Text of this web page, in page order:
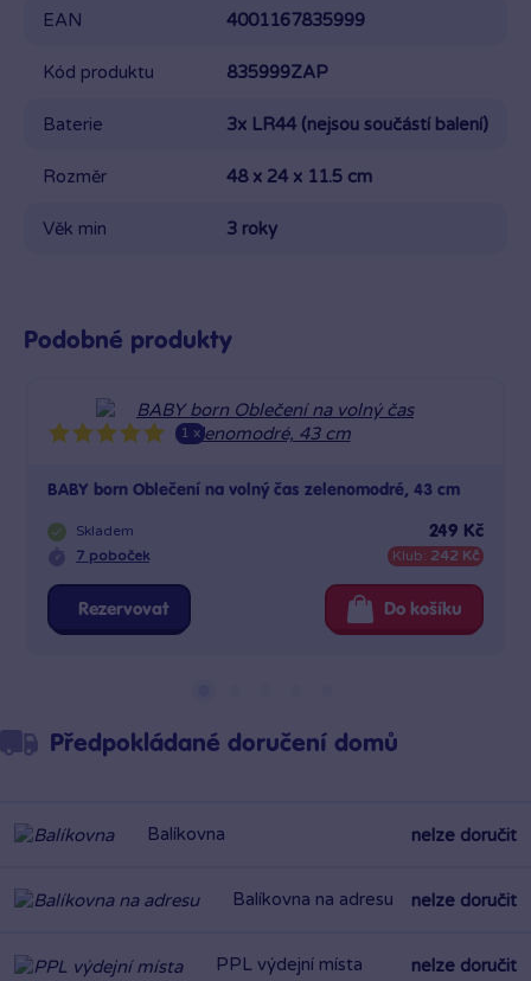
EAN 4001167835999
Kód produktu 835999ZAP
Baterie 3x LR44 (nejsou součástí balení)
Rozměr 48 x 24 x 11.5 cm
Věk min 3 roky
Podobné produkty
1 x
BABY born Oblečení na volný čas zelenomodré, 43 cm
Skladem
7 poboček
249 Kč
Klub: 242 Kč
Rezervovat Do košíku
Předpokládané doručení domů
Balíkovna nelze doručit
Balíkovna na adresu nelze doručit
PPL výdejní místa nelze doručit